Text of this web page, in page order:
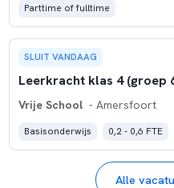
Parttime of fulltime
SLUIT VANDAAG
Leerkracht klas 4 (groep
Vrije School - Amersfoort
Basisonderwijs 0,2 - 0,6 FTE
Alle